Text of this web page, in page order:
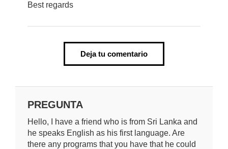
Best regards
Deja tu comentario
PREGUNTA
Hello, I have a friend who is from Sri Lanka and
he speaks English as his first language. Are
there any programs that you have that he could